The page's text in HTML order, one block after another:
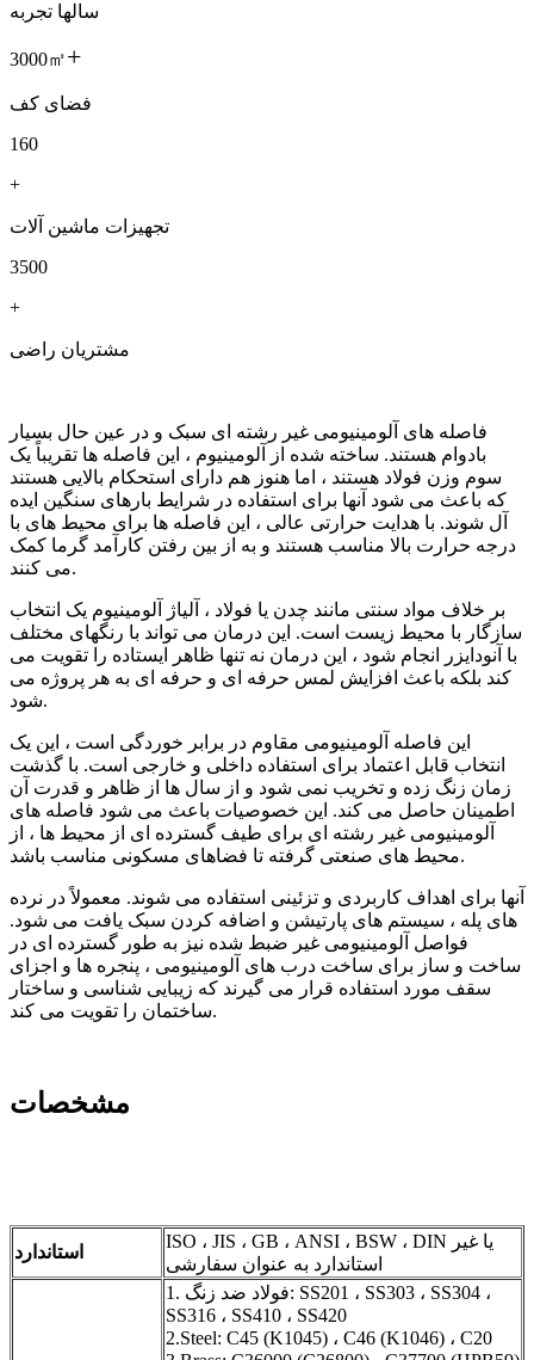
سالها تجربه
3000㎡+
فضای کف
160
+
تجهیزات ماشین آلات
3500
+
مشتریان راضی
فاصله های آلومینیومی غیر رشته ای سبک و در عین حال بسیار
بادوام هستند. ساخته شده از آلومینیوم ، این فاصله ها تقریباً یک
سوم وزن فولاد هستند ، اما هنوز هم دارای استحکام بالایی هستند
که باعث می شود آنها برای استفاده در شرایط بارهای سنگین ایده
آل شوند. با هدایت حرارتی عالی ، این فاصله ها برای محیط های با
درجه حرارت بالا مناسب هستند و به از بین رفتن کارآمد گرما کمک
می کنند.
بر خلاف مواد سنتی مانند چدن یا فولاد ، آلیاژ آلومینیوم یک انتخاب
سازگار با محیط زیست است. این درمان می تواند با رنگهای مختلف
با آنودایزر انجام شود ، این درمان نه تنها ظاهر ایستاده را تقویت می
کند بلکه باعث افزایش لمس حرفه ای و حرفه ای به هر پروژه می
شود.
این فاصله آلومینیومی مقاوم در برابر خوردگی است ، این یک
انتخاب قابل اعتماد برای استفاده داخلی و خارجی است. با گذشت
زمان زنگ زده و تخریب نمی شود و از سال ها از ظاهر و قدرت آن
اطمینان حاصل می کند. این خصوصیات باعث می شود فاصله های
آلومینیومی غیر رشته ای برای طیف گسترده ای از محیط ها ، از
محیط های صنعتی گرفته تا فضاهای مسکونی مناسب باشد.
آنها برای اهداف کاربردی و تزئینی استفاده می شوند. معمولاً در نرده
های پله ، سیستم های پارتیشن و اضافه کردن سبک یافت می شود.
فواصل آلومینیومی غیر ضبط شده نیز به طور گسترده ای در
ساخت و ساز برای ساخت درب های آلومینیومی ، پنجره ها و اجزای
سقف مورد استفاده قرار می گیرند که زیبایی شناسی و ساختار
ساختمان را تقویت می کند.
مشخصات
استاندارد
ISO ، JIS ، GB ، ANSI ، BSW ، DIN یا غیر
استاندارد به عنوان سفارشی
1. فولاد ضد زنگ: SS201 ، SS303 ، SS304 ،
SS316 ، SS410 ، SS420
2.Steel: C45 (K1045) ، C46 (K1046) ، C20